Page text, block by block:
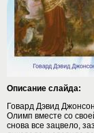
Описание слайда:
Говард Дэвид
Олимп вместе со
снова все зацвело,